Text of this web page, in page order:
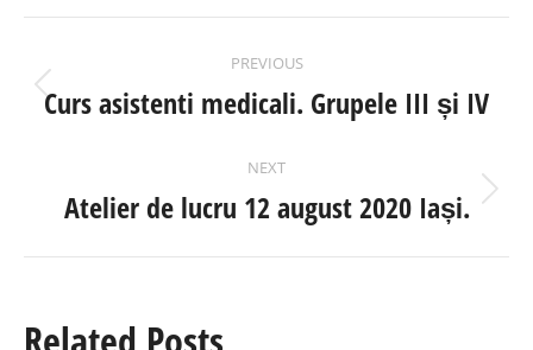
POST
NAVIGATION
PREVIOUS
Previous
Curs asistenti medicali. Grupele III și IV
NEXT
Next
Atelier de lucru 12 august 2020 Iași.